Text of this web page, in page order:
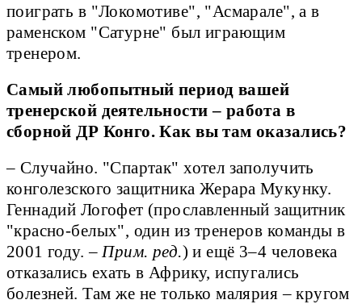
поиграть в "Локомотиве", "Асмарале", а в
раменском "Сатурне" был играющим
тренером.
Самый любопытный период вашей
тренерской деятельности – работа в
сборной ДР Конго. Как вы там оказались?
– Случайно. "Спартак" хотел заполучить
конголезского защитника Жерара Мукунку.
Геннадий Логофет (прославленный защитник
"красно-белых", один из тренеров команды в
2001 году. –Прим. ред.) и ещё 3–4 человека
отказались ехать в Африку, испугались
болезней. Там же не только малярия – кругом